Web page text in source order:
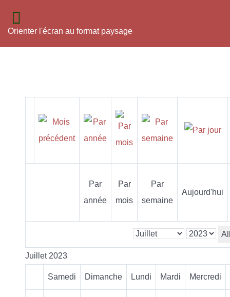
Orienter l'écran au format paysage
Par
année
Par
mois
Par
semaine
Aujourd'hui
Juillet 2023
Samedi Dimanche Lundi Mardi Mercredi